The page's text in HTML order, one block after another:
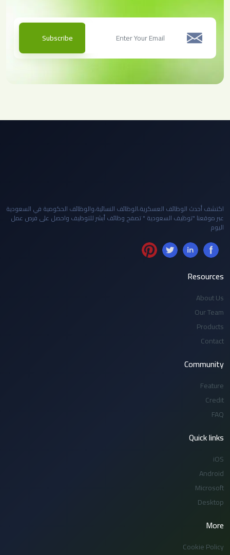
Subscribe
اكتشف أحدث الوظائف العسكرية،الوظائف النسائية،والوظائف الحكومية في السعودية
عبر موقعنا "توظيف السعودية " تصفح وظائف أبشر للتوظيف واحصل على فرص عمل
اليوم
Resources
About Us
Our Team
Products
Contact
Community
Feature
Credit
FAQ
Quick links
iOS
Android
Microsoft
Desktop
More
Cookie Policy